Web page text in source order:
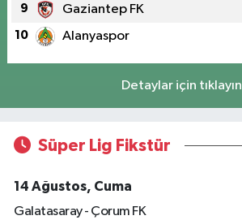
9 Gaziantep FK
10 Alanyaspor
Detaylar için tıklayın
Süper Lig Fikstür
14 Ağustos, Cuma
Galatasaray - Çorum FK